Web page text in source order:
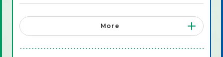
「システム」に関する用語
「店舗備品」に関する用語
More